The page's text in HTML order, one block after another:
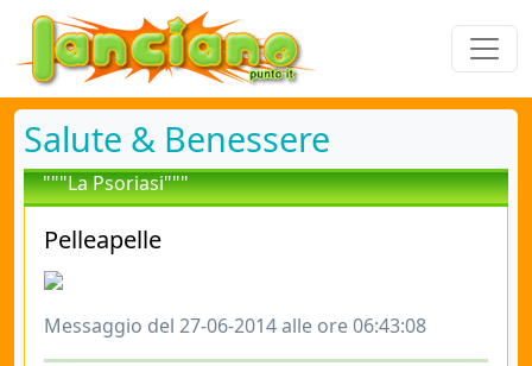
Salute & Benessere
"""La Psoriasi"""
Pelleapelle
Messaggio del 27-06-2014 alle ore 06:43:08